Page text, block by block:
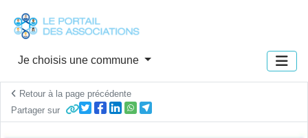
Je choisis une commune
Retour à la page précédente
Partager sur